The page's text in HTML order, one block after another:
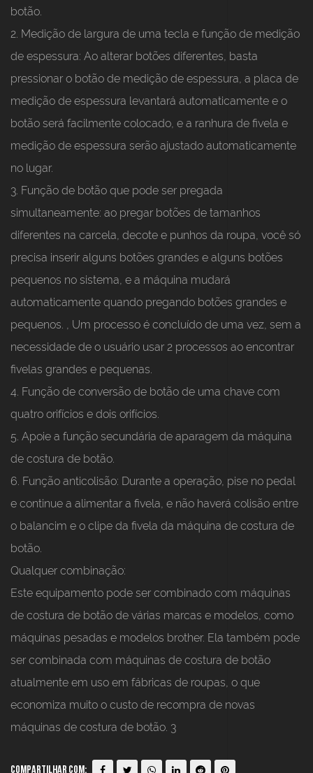
botão.
2. Medição de largura de uma tecla e função de medição
de espessura: Ao alterar botões diferentes, basta
pressionar o botão de medição de espessura, a placa de
medição de espessura levantará automaticamente e o
botão será facilmente colocado, e a ranhura de fivela e
medição de espessura serão ajustado automaticamente
no lugar.
3. Função de botão que pode ser pregada
simultaneamente: ao pregar botões de tamanhos
diferentes na carcela, decote e punhos da roupa, você só
precisa inserir alguns botões grandes e alguns botões
pequenos no sistema, e a máquina mudará
automaticamente quando pregando botões grandes e
pequenos. , Um processo é concluído de uma vez, sem a
necessidade de o usuário usar 2 processos ao encontrar
fivelas grandes e pequenas.
4. Função de conversão de botão de uma chave com
quatro orifícios e dois orifícios.
5. Apoie a função secundária de aparagem da máquina
de costura de botão.
6. Função anticolisão: Durante a operação, pise no pedal
e continue a alimentar a fivela, e não haverá colisão entre
o balancim e o clipe da fivela da máquina de costura de
botão.
Qualquer combinação:
Este equipamento pode ser combinado com máquinas
de costura de botão de várias marcas e modelos, como
máquinas pesadas e modelos brother. Ela também pode
ser combinada com máquinas de costura de botão
atualmente em uso em fábricas de roupas, o que
economiza muito o custo de recompra de novas
máquinas de costura de botão. 3
Compartilhar com: